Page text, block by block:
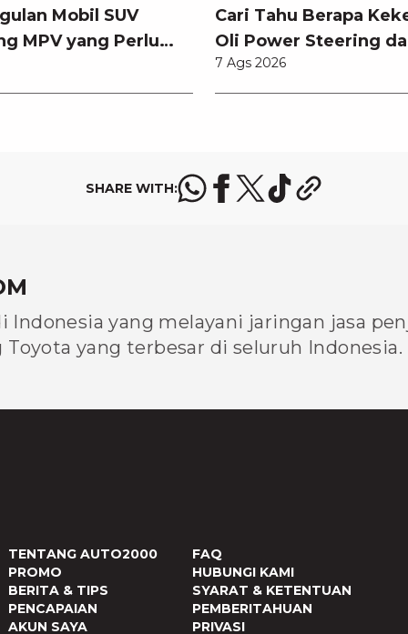
Mobil SUV
MPV yang Perlu
Cari Tahu Berapa
Oli Power Steering
Memilihnya
7 Ags 2026
SHARE WITH:
Indonesia yang melayani jaringan jasa
yang terbesar di seluruh Indonesia.
TENTANG AUTO2000
PROMO
BERITA & TIPS
PENCAPAIAN
AKUN SAYA
FAQ
HUBUNGI KAMI
SYARAT & KETENTUAN
PEMBERITAHUAN
PRIVASI